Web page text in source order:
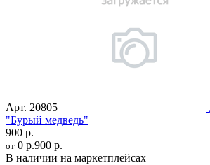
Арт. 20805
"Бурый медведь"
900 р.
от 0 р.900 р.
В наличии на маркетплейсах